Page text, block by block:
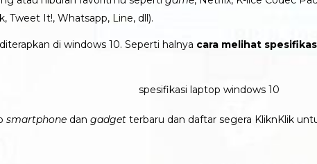
Tweet It!, Whatsapp, Line, dll).
di windows 10. Seperti halnya cara melihat
smartphone dan gadget terbaru dan daftar segera KliknKlik